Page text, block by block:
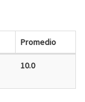
Promedio
10.0